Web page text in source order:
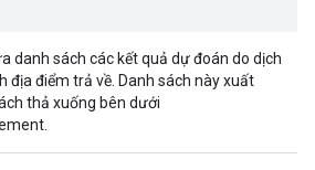
danh sách các kết quả dự đoán do dịch
địa điểm trả về. Danh sách này xuất
thả xuống bên dưới